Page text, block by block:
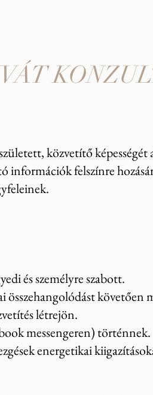
közvetítő képességét
információk felszínre
és személyre szabott.
összehangolódást követően
létrejön.
messengeren) történnek.
energetikai